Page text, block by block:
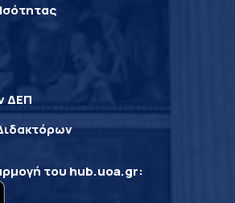
ΔΕΠ
του hub.uoa.gr: